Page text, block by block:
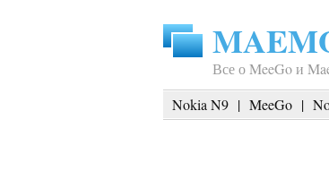
Все о MeeGo и
Nokia N9 | MeeGo |